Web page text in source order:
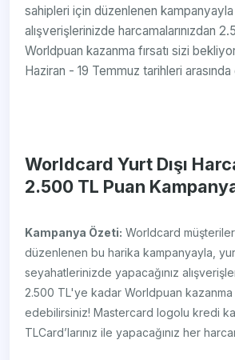
sahipleri için düzenlenen kampanyayla
alışverişlerinizde harcamalarınızdan
Worldpuan kazanma fırsatı sizi
Haziran - 19 Temmuz tarihleri
Worldcard Yurt Dışı
2.500 TL Puan
Kampanya Özeti: Worldcard
düzenlenen bu harika kampanyayla, yurt
seyahatlerinizde yapacağınız
2.500 TL'ye kadar Worldpuan kazanma
edebilirsiniz! Mastercard logolu kredi
TLCard’larınız ile yapacağınız her